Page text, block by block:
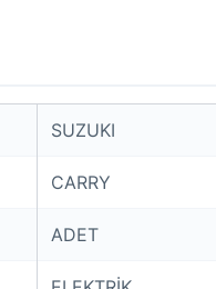
SUZUKI
CARRY
ADET